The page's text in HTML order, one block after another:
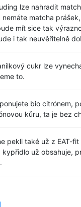
lze nahradit
nemáte matcha
mít sice tak
i tak neuvěřitelně
cukr lze
to.
bio citrónem,
kůru, ta je bez
pekli také už z EAT-fit
kypřidlo už obsahuje,